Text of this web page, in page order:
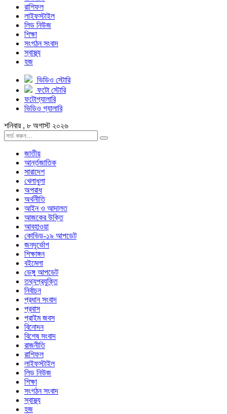
রাশিফল
লাইফস্টাইল
লিড নিউজ
শিক্ষা
সংগঠন সংবাদ
স্বাস্থ্য
হজ
ভিডিও স্টোরি
ফটো স্টোরি
ফটোগ্যালারি
ভিডিও গ্যালারি
শনিবার , ৮ অগাস্ট ২০২৬
জাতীয়
আর্ন্তজাতিক
সারাদেশ
খেলাধুলা
অপরাধ
অর্থনীতি
আইন ও আদালত
আজকের উক্তি
আবহাওয়া
কোভিড-১৯ আপডেট
জনদূর্ভোগ
শিক্ষাঙ্গন
বইমেলা
ডেঙ্গু আপডেট
তথ্যপ্রযুক্তি
নির্বাচন
প্রধান সংবাদ
প্রবাস
প্রাইম জবস
বিনোদন
বিশেষ সংবাদ
রাজনীতি
রাশিফল
লাইফস্টাইল
লিড নিউজ
শিক্ষা
সংগঠন সংবাদ
স্বাস্থ্য
হজ